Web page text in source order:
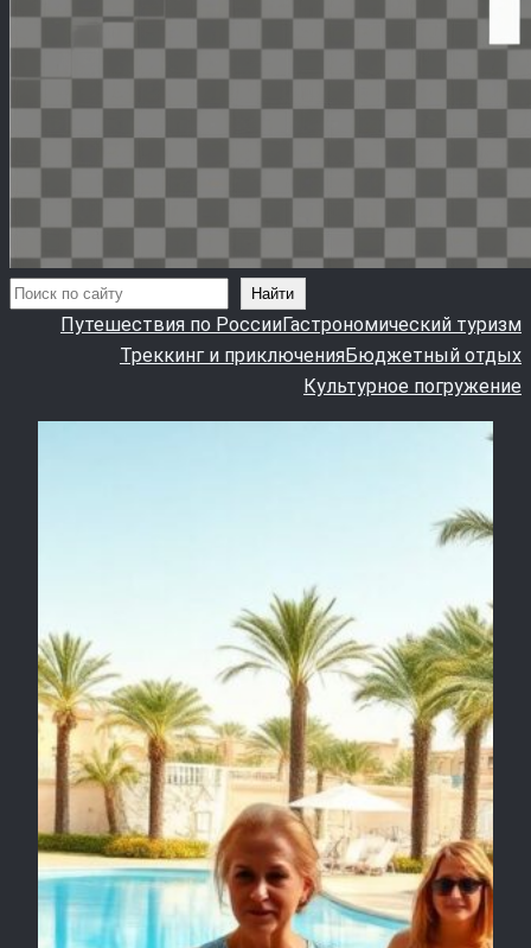
Поиск Найти
Путешествия по РоссииГастрономический туризм
Треккинг и приключенияБюджетный отдых
Культурное погружение